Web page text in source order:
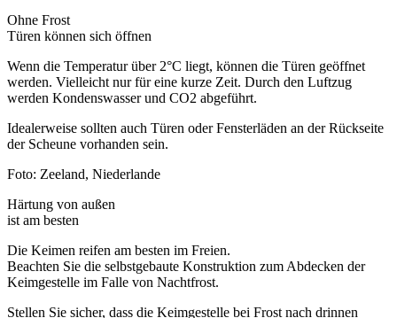
Ohne Frost
Türen können sich öffnen
Wenn die Temperatur über 2°C liegt, können die Türen geöffnet
werden. Vielleicht nur für eine kurze Zeit. Durch den Luftzug
werden Kondenswasser und CO2 abgeführt.
Idealerweise sollten auch Türen oder Fensterläden an der Rückseite
der Scheune vorhanden sein.
Foto: Zeeland, Niederlande
Härtung von außen
ist am besten
Die Keimen reifen am besten im Freien.
Beachten Sie die selbstgebaute Konstruktion zum Abdecken der
Keimgestelle im Falle von Nachtfrost.
Stellen Sie sicher, dass die Keimgestelle bei Frost nach drinnen